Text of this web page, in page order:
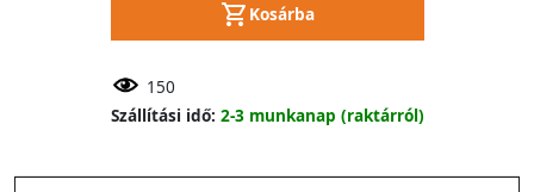
Kosárba
150
Szállítási idő: 2-3 munkanap (raktárról)